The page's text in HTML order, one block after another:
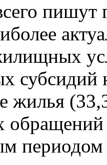
пишут
субсидий
жилья